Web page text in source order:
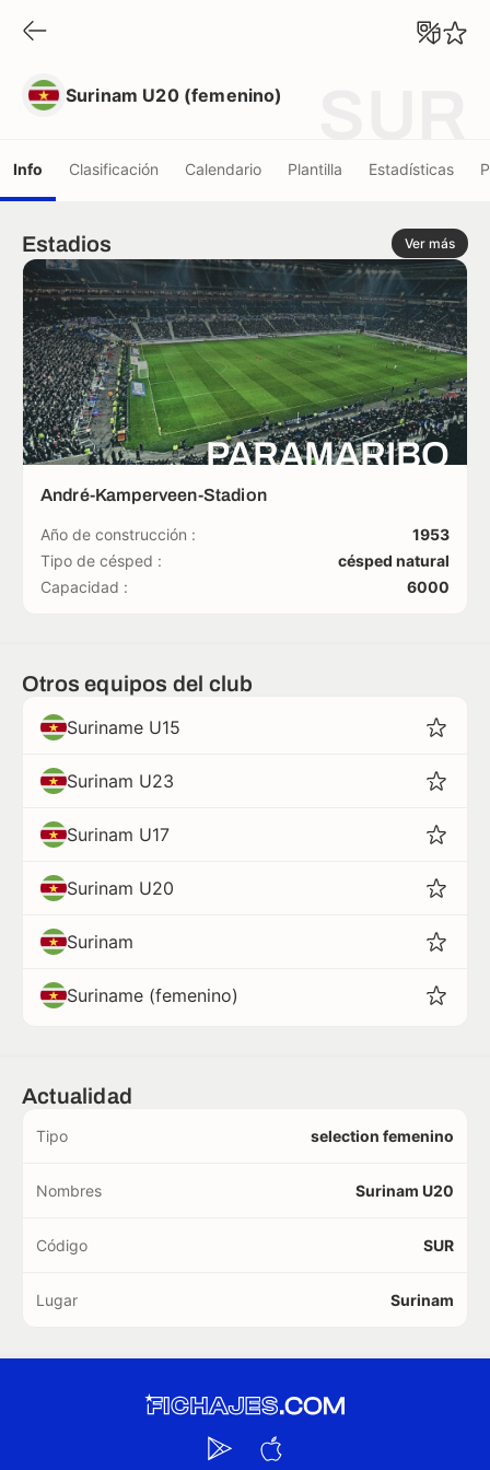
Surinam U20 (femenino)
Info Clasificación Calendario Plantilla Estadísticas
Estadios Ver más
PARAMARIBO
André-Kamperveen-Stadion
Año de construcción :
1953
Tipo de césped :
césped natural
Capacidad :
6000
Otros equipos del club
Suriname U15
Surinam U23
Surinam U17
Surinam U20
Surinam
Suriname (femenino)
Actualidad
Tipo selection femenino
Nombres Surinam U20
Código SUR
Lugar Surinam